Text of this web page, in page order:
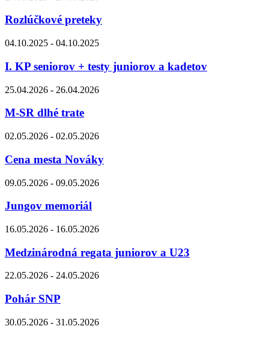
Rozlúčkové preteky
04.10.2025 - 04.10.2025
I. KP seniorov + testy juniorov a kadetov
25.04.2026 - 26.04.2026
M-SR dlhé trate
02.05.2026 - 02.05.2026
Cena mesta Nováky
09.05.2026 - 09.05.2026
Jungov memoriál
16.05.2026 - 16.05.2026
Medzinárodná regata juniorov a U23
22.05.2026 - 24.05.2026
Pohár SNP
30.05.2026 - 31.05.2026